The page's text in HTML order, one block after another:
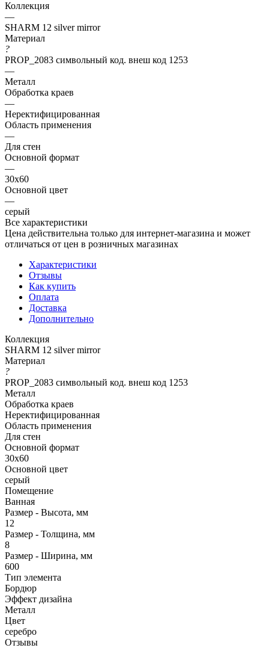
Коллекция
—
SHARM 12 silver mirror
Материал
?
PROP_2083 символьный код. внеш код 1253
—
Металл
Обработка краев
—
Неректифицированная
Область применения
—
Для стен
Основной формат
—
30х60
Основной цвет
—
серый
Все характеристики
Цена действительна только для интернет-магазина и может
отличаться от цен в розничных магазинах
Характеристики
Отзывы
Как купить
Оплата
Доставка
Дополнительно
Коллекция
SHARM 12 silver mirror
Материал
?
PROP_2083 символьный код. внеш код 1253
Металл
Обработка краев
Неректифицированная
Область применения
Для стен
Основной формат
30х60
Основной цвет
серый
Помещение
Ванная
Размер - Высота, мм
12
Размер - Толщина, мм
8
Размер - Ширина, мм
600
Тип элемента
Бордюр
Эффект дизайна
Металл
Цвет
серебро
Отзывы